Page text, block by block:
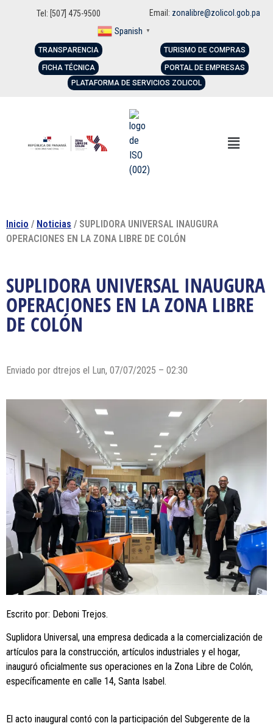
Tel: [507] 475-9500 Email: zonalibre@zolicol.gob.pa
Spanish ▼
TRANSPARENCIA
FICHA TÉCNICA
TURISMO DE COMPRAS
PORTAL DE EMPRESAS
PLATAFORMA DE SERVICIOS ZOLICOL
Inicio / Noticias / SUPLIDORA UNIVERSAL INAUGURA
OPERACIONES EN LA ZONA LIBRE DE COLÓN
SUPLIDORA UNIVERSAL INAUGURA
OPERACIONES EN LA ZONA LIBRE
DE COLÓN
Enviado por dtrejos el Lun, 07/07/2025 – 02:30
Escrito por: Deboni Trejos.
Suplidora Universal, una empresa dedicada a la comercialización de
artículos para la construcción, artículos industriales y el hogar,
inauguró oficialmente sus operaciones en la Zona Libre de Colón,
específicamente en calle 14, Santa Isabel.
El acto inaugural contó con la participación del Subgerente de la